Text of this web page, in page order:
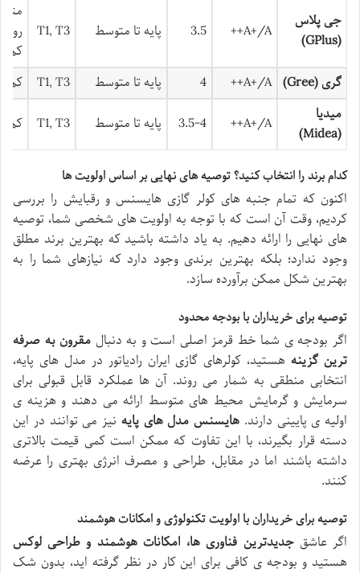
جی پلاس
(GPlus)
A+/A++
3.5 پایه تا متوسط T1, T3
رو به
کم
گری (Gree)
A+/A++
4 پایه تا متوسط T1, T3
کم
میدیا
(Midea)
A+/A++
3.5-4 پایه تا متوسط T1, T3 کم
کدام برند را انتخاب کنید؟ توصیه های نهایی بر اساس اولویت ها
اکنون که تمام جنبه های کولر گازی هایسنس و رقبایش را بررسی
کردیم، وقت آن است که با توجه به اولویت های شخصی شما، توصیه
های نهایی را ارائه دهیم. به یاد داشته باشید که بهترین برند مطلق
وجود ندارد؛ بلکه بهترین برندی وجود دارد که نیازهای شما را به
بهترین شکل ممکن برآورده سازد.
توصیه برای خریداران با بودجه محدود
اگر بودجه ی شما خط قرمز اصلی است و به دنبال مقرون به صرفه
ترین گزینههستید، کولرهای گازی ایران رادیاتور در مدل های پایه،
انتخابی منطقی به شمار می روند. آن ها عملکرد قابل قبولی برای
سرمایش و گرمایش محیط های متوسط ارائه می دهند و هزینه ی
اولیه ی پایینی دارند. هایسنس مدل های پایه نیز می توانند در این
دسته قرار بگیرند، با این تفاوت که ممکن است کمی قیمت بالاتری
داشته باشند اما در مقابل، طراحی و مصرف انرژی بهتری را عرضه
کنند.
توصیه برای خریداران با اولویت تکنولوژی و امکانات هوشمند
اگر عاشقجدیدترین فناوری ها، امکانات هوشمند و طراحی لوکس
هستید و بودجه ی کافی برای این کار در نظر گرفته اید، بدون شک